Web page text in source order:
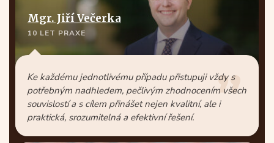
Mgr. Jiří Večerka
10 LET PRAXE
Ke každému jednotlivému případu přistupuji vždy s
potřebným nadhledem, pečlivým zhodnocením všech
souvislostí a s cílem přinášet nejen kvalitní, ale i
praktická, srozumitelná a efektivní řešení.